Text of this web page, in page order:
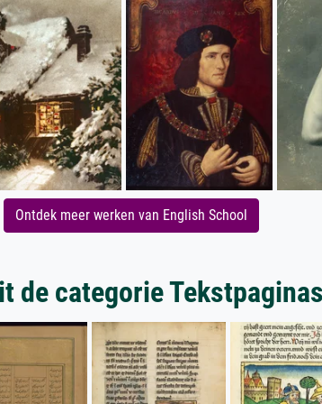
Ontdek meer werken van English School
de categorie